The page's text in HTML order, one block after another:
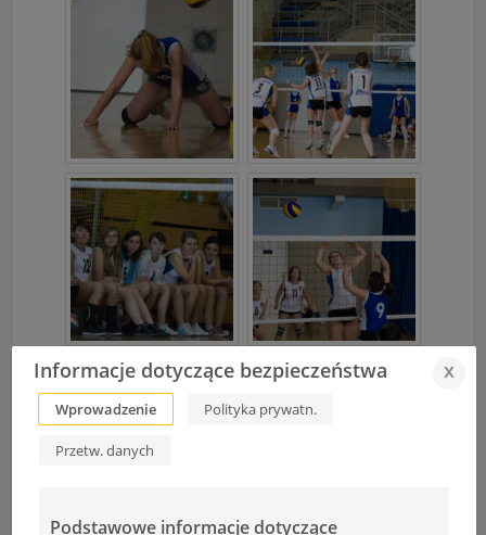
Informacje dotyczące bezpieczeństwa x
Wprowadzenie Polityka prywatn.
Przetw. danych
Podstawowe informacje dotyczące